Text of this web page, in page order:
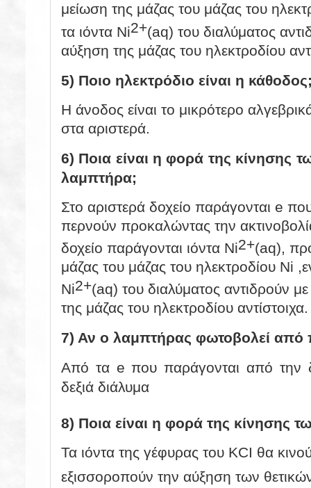
μείωση της μάζας του μάζας του
τα ιόντα Ni2+(aq) του διαλύματος
αύξηση της μάζας του ηλεκτροδίου
5) Ποιο ηλεκτρόδιο είναι η
Η άνοδος είναι το μικρότερο
στα αριστερά.
6) Ποια είναι η φορά της κίνησης
λαμπτήρα;
Στο αριστερά δοχείο παράγονται e
περνούν προκαλώντας την
δοχείο παράγονται ιόντα Ni2+(aq),
μάζας του μάζας του ηλεκτροδίου Ni
Ni2+(aq) του διαλύματος αντιδρούν
της μάζας του ηλεκτροδίου αντίστοιχα.
7) Αν ο λαμπτήρας φωτοβολεί από
Από τα e που παράγονται από την
δεξιά διάλυμα
8) Ποια είναι η φορά της κίνησης
Τα ιόντα της γέφυρας του KCI θα
εξισσοροπούν την αύξηση των